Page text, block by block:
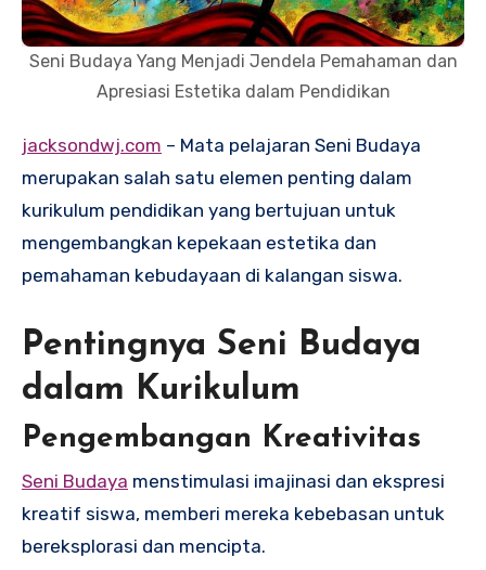
Seni Budaya Yang Menjadi Jendela Pemahaman dan
Apresiasi Estetika dalam Pendidikan
jacksondwj.com – Mata pelajaran Seni Budaya
merupakan salah satu elemen penting dalam
kurikulum pendidikan yang bertujuan untuk
mengembangkan kepekaan estetika dan
pemahaman kebudayaan di kalangan siswa.
Pentingnya Seni Budaya
dalam Kurikulum
Pengembangan Kreativitas
Seni Budaya menstimulasi imajinasi dan ekspresi
kreatif siswa, memberi mereka kebebasan untuk
bereksplorasi dan mencipta.